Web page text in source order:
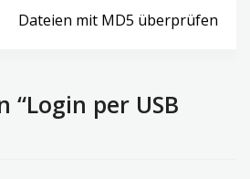
Dateien mit MD5 überprüfen
per USB